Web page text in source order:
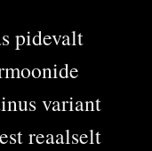
pidevalt
variant
reaalselt